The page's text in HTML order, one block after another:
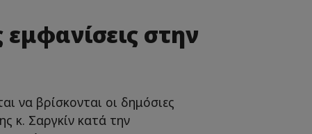
στην
να βρίσκονται οι δημόσιες
κ. Σαργκίν κατά την